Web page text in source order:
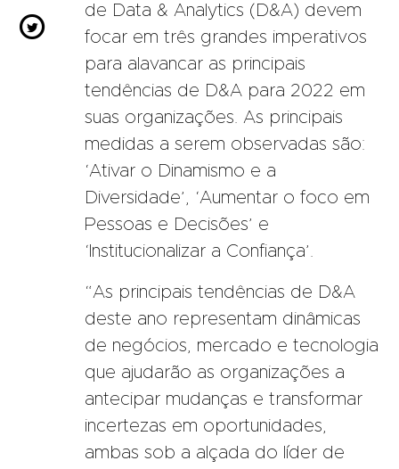

de Data & Analytics (D&A) devem
focar em três grandes imperativos
para alavancar as principais
tendências de D&A para 2022 em
suas organizações. As principais
medidas a serem observadas são:
‘Ativar o Dinamismo e a
Diversidade’, ‘Aumentar o foco em
Pessoas e Decisões’ e
‘Institucionalizar a Confiança’.
“As principais tendências de D&A
deste ano representam dinâmicas
de negócios, mercado e tecnologia
que ajudarão as organizações a
antecipar mudanças e transformar
incertezas em oportunidades,
ambas sob a alçada do líder de